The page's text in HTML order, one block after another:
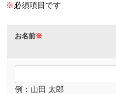
※必須項目です
お名前※
例：山田 太郎